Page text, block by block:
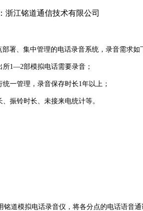
浙江铭道通信技术有限公司
署、集中管理的电话录音系统，录音需求如
所1—2部模拟电话需要录音；
一管理，录音保存时长1年以上；
振铃时长、未接来电统计等。
铭道模拟电话录音仪， 将各分点的电话语音